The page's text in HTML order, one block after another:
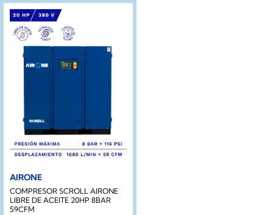
AIRONE
COMPRESOR SCROLL AIRONE
LIBRE DE ACEITE 20HP 8BAR
59CFM